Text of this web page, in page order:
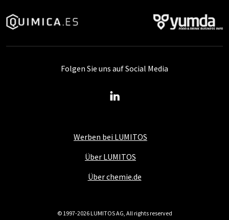
Werben bei LUMITOS
Über LUMITOS
Über chemie.de
Folgen Sie uns auf Social Media
© 1997-2026 LUMITOS AG, All rights reserved